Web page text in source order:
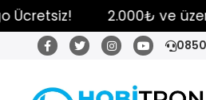
2.000₺ ve üzeri